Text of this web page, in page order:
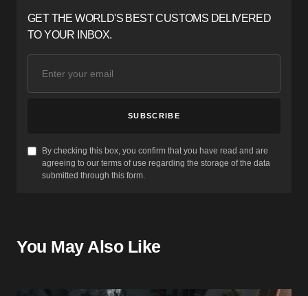
GET THE WORLD'S BEST CUSTOMS DELIVERED
TO YOUR INBOX.
SUBSCRIBE
By checking this box, you confirm that you have read and are
agreeing to our terms of use regarding the storage of the data
submitted through this form.
You May Also Like